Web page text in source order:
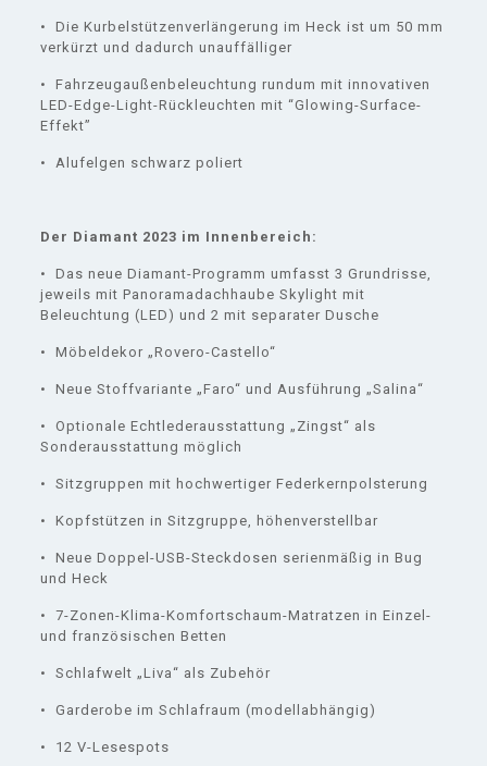
• Die Kurbelstützenverlängerung im Heck ist um 50 mm
verkürzt und dadurch unauffälliger
• Fahrzeugaußenbeleuchtung rundum mit innovativen
LED-Edge-Light-Rückleuchten mit “Glowing-Surface-
Effekt”
• Alufelgen schwarz poliert
Der Diamant 2023 im Innenbereich:
• Das neue Diamant-Programm umfasst 3 Grundrisse,
jeweils mit Panoramadachhaube Skylight mit
Beleuchtung (LED) und 2 mit separater Dusche
• Möbeldekor „Rovero-Castello“
• Neue Stoffvariante „Faro“ und Ausführung „Salina“
• Optionale Echtlederausstattung „Zingst“ als
Sonderausstattung möglich
• Sitzgruppen mit hochwertiger Federkernpolsterung
• Kopfstützen in Sitzgruppe, höhenverstellbar
• Neue Doppel-USB-Steckdosen serienmäßig in Bug
und Heck
• 7-Zonen-Klima-Komfortschaum-Matratzen in Einzel-
und französischen Betten
• Schlafwelt „Liva“ als Zubehör
• Garderobe im Schlafraum (modellabhängig)
• 12 V-Lesespots